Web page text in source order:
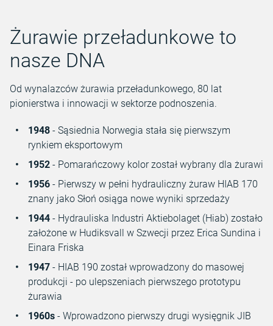
Żurawie przeładunkowe to
nasze DNA
Od wynalazców żurawia przeładunkowego, 80 lat
pionierstwa i innowacji w sektorze podnoszenia.
1948 - Sąsiednia Norwegia stała się pierwszym
rynkiem eksportowym
1952 - Pomarańczowy kolor został wybrany dla żurawi
1956 - Pierwszy w pełni hydrauliczny żuraw HIAB 170
znany jako Słoń osiąga nowe wyniki sprzedaży
1944 - Hydrauliska Industri Aktiebolaget (Hiab) zostało
założone w Hudiksvall w Szwecji przez Erica Sundina i
Einara Friska
1947 - HIAB 190 został wprowadzony do masowej
produkcji - po ulepszeniach pierwszego prototypu
żurawia
1960s - Wprowadzono pierwszy drugi wysięgnik JIB